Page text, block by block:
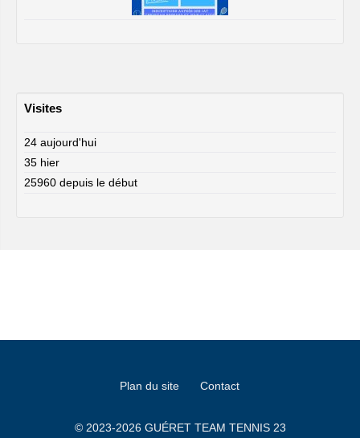
Visites
24 aujourd'hui
35 hier
25960 depuis le début
Plan du site Contact
© 2023-2026 GUÉRET TEAM TENNIS 23